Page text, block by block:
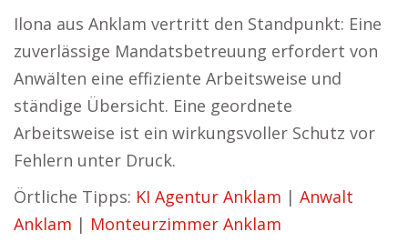
Ilona aus Anklam vertritt den Standpunkt: Eine
zuverlässige Mandatsbetreuung erfordert von
Anwälten eine effiziente Arbeitsweise und
ständige Übersicht. Eine geordnete
Arbeitsweise ist ein wirkungsvoller Schutz vor
Fehlern unter Druck.
Örtliche Tipps: KI Agentur Anklam | Anwalt
Anklam | Monteurzimmer Anklam